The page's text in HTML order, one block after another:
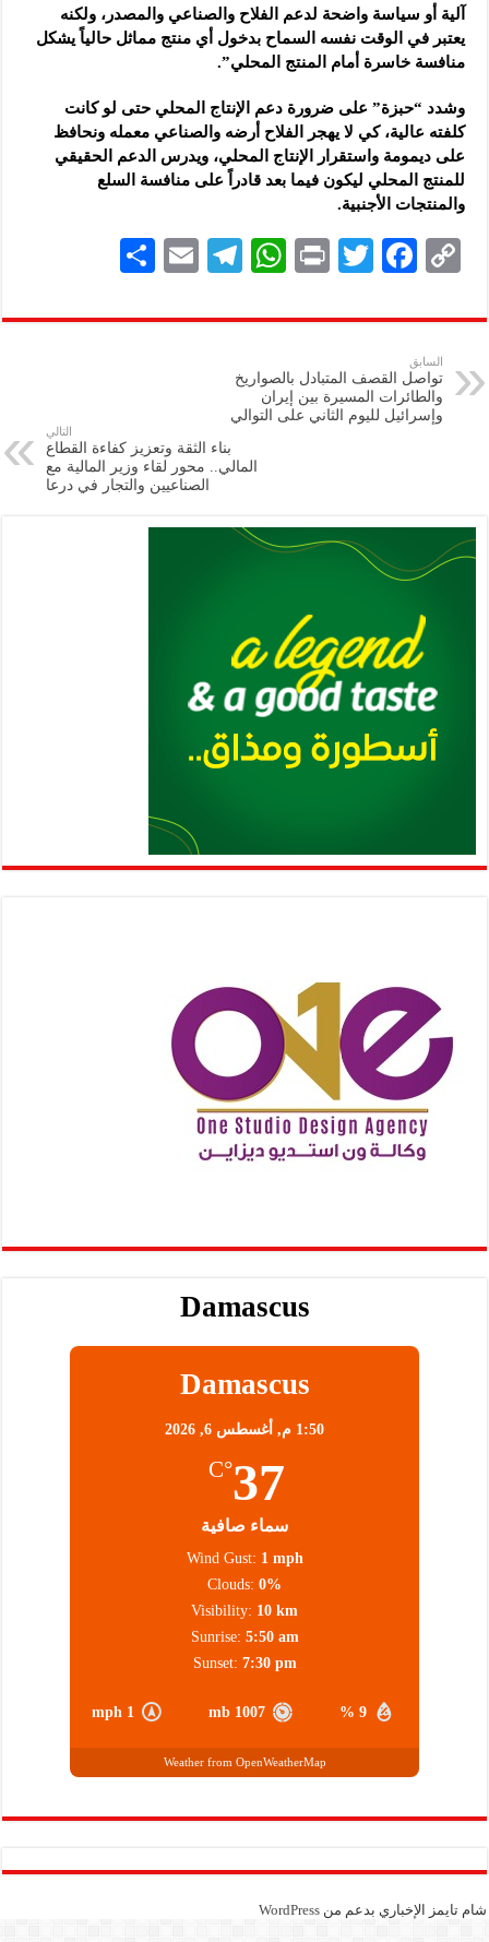
آلية أو سياسة واضحة لدعم الفلاح والصناعي والمصدر، ولكنه
يعتبر في الوقت نفسه السماح بدخول أي منتج مماثل حالياً يشكل
منافسة خاسرة أمام المنتج المحلي”.
وشدد “حبزة” على ضرورة دعم الإنتاج المحلي حتى لو كانت
كلفته عالية، كي لا يهجر الفلاح أرضه والصناعي معمله ونحافظ
على ديمومة واستقرار الإنتاج المحلي، ويدرس الدعم الحقيقي
للمنتج المحلي ليكون فيما بعد قادراً على منافسة السلع
والمنتجات الأجنبية.
C
p
y
Li
n
F
eb
k
T
tt
P
nt
W
at
A
p
p
Te
gr
E
ai
ar
السابق
تواصل القصف المتبادل بالصواريخ
والطائرات المسيرة بين إيران
وإسرائيل لليوم الثاني على التوالي
التالي
بناء الثقة وتعزيز كفاءة القطاع
المالي.. محور لقاء وزير المالية مع
الصناعيين والتجار في درعا
Damascus
Damascus
1:50 م, أغسطس 6, 2026
37
°C
سماء صافية
9 %
1007 mb
1 mph
Wind Gust: 1 mph
Clouds: 0%
Visibility: 10 km
Sunrise: 5:50 am
Sunset: 7:30 pm
Weather from OpenWeatherMap
شام تايمز الإخباري بدعم منWordPress